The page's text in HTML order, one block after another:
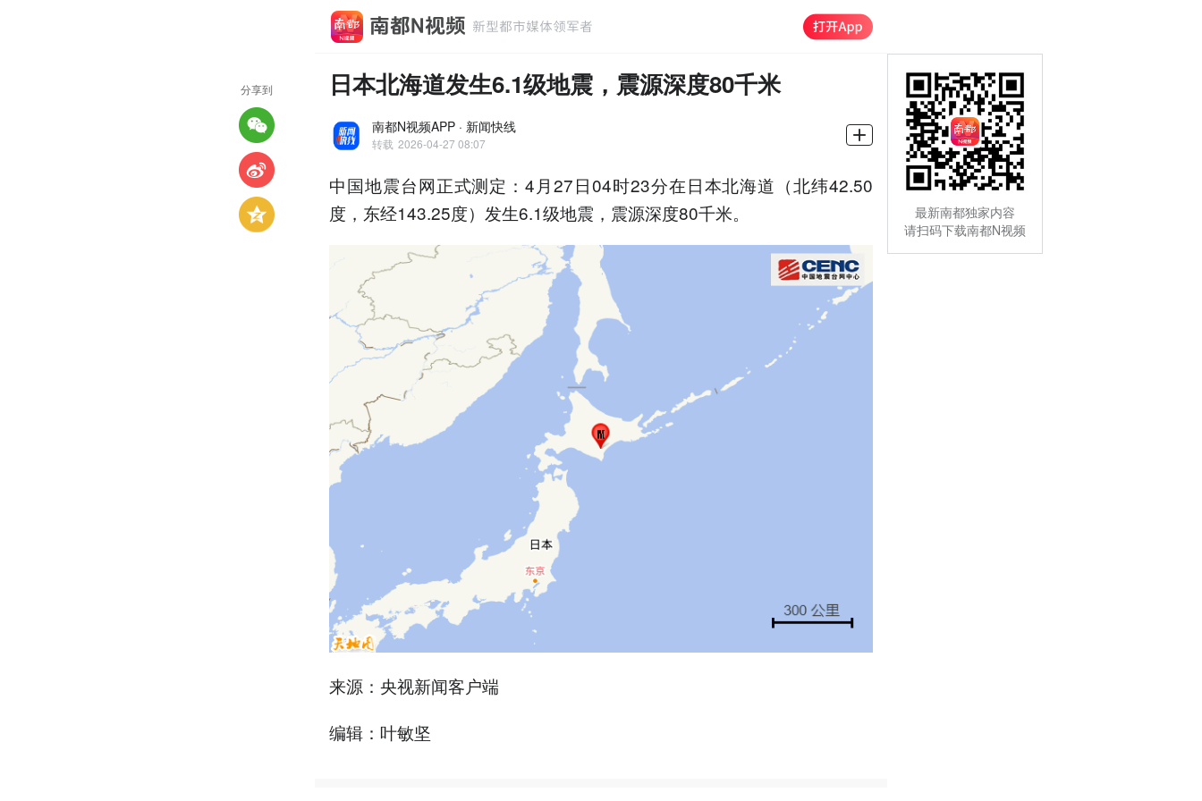
日本北海道发生6.1级地震，震源深度80千米
南都N视频APP · 新闻快线
转载 2026-04-27 08:07
中国地震台网正式测定：4月27日04时23分在日本北海道（北纬42.50
度，东经143.25度）发生6.1级地震，震源深度80千米。
来源：央视新闻客户端
编辑：叶敏坚
分享到
最新南都独家内容
请扫码下载南都N视频